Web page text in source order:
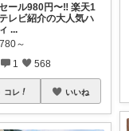
ール980円〜‼️ 楽天1
レビ紹介の大人気ハ
...
～
1 568
コレ いいね